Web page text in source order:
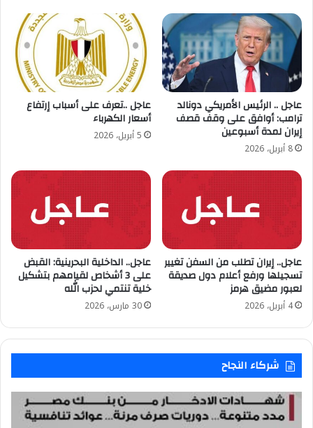
عاجل .. الرئيس الأمريكي دونالد
ترامب: أوافق على وقف قصف
إيران لمدة أسبوعين
8 أبريل، 2026
عاجل ..تعرف على أسباب إرتفاع
أسعار الكهرباء
5 أبريل، 2026
عاجل.. إيران تطلب من السفن تغيير
تسجيلها ورفع أعلام دول صديقة
لعبور مضيق هرمز
4 أبريل، 2026
عاجل.. الداخلية البحرينية: القبض
على 3 أشخاص لقيامهم بتشكيل
خلية تنتمي لحزب الله
30 مارس، 2026
شركاء النجاح